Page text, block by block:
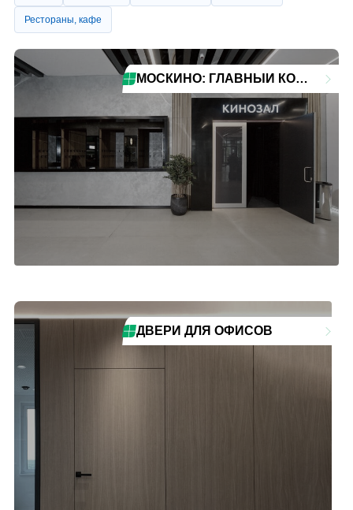
Рестораны, кафе
МОСКИНО: ГЛАВНЫЙ КОРПУС
ДВЕРИ ДЛЯ ОФИСОВ